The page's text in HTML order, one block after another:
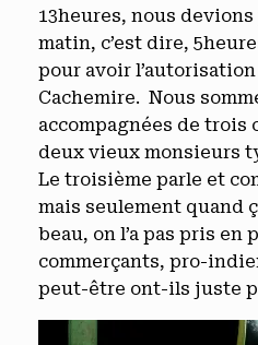
13heures, nous
matin, c’est dire,
pour avoir
Cachemire. Nous
accompagnées de trois
deux vieux monsieurs
Le troisième parle et
mais seulement quand
beau, on l’a pas pris en
commerçants, pro-
peut-être ont-ils juste